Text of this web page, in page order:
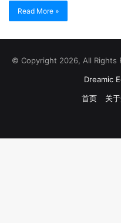
Read More »
© Copyright 2026, All Rights
Dreamic
首页
关